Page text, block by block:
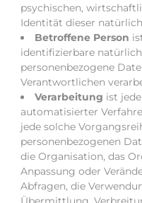
psychischen,
Identität dieser
Betroffene Person
identifizierbare
personenbezogene
Verantwortlichen
Verarbeitung ist
automatisierter
jede solche
personenbezogenen
die Organisation, das
Anpassung oder
Abfragen, die